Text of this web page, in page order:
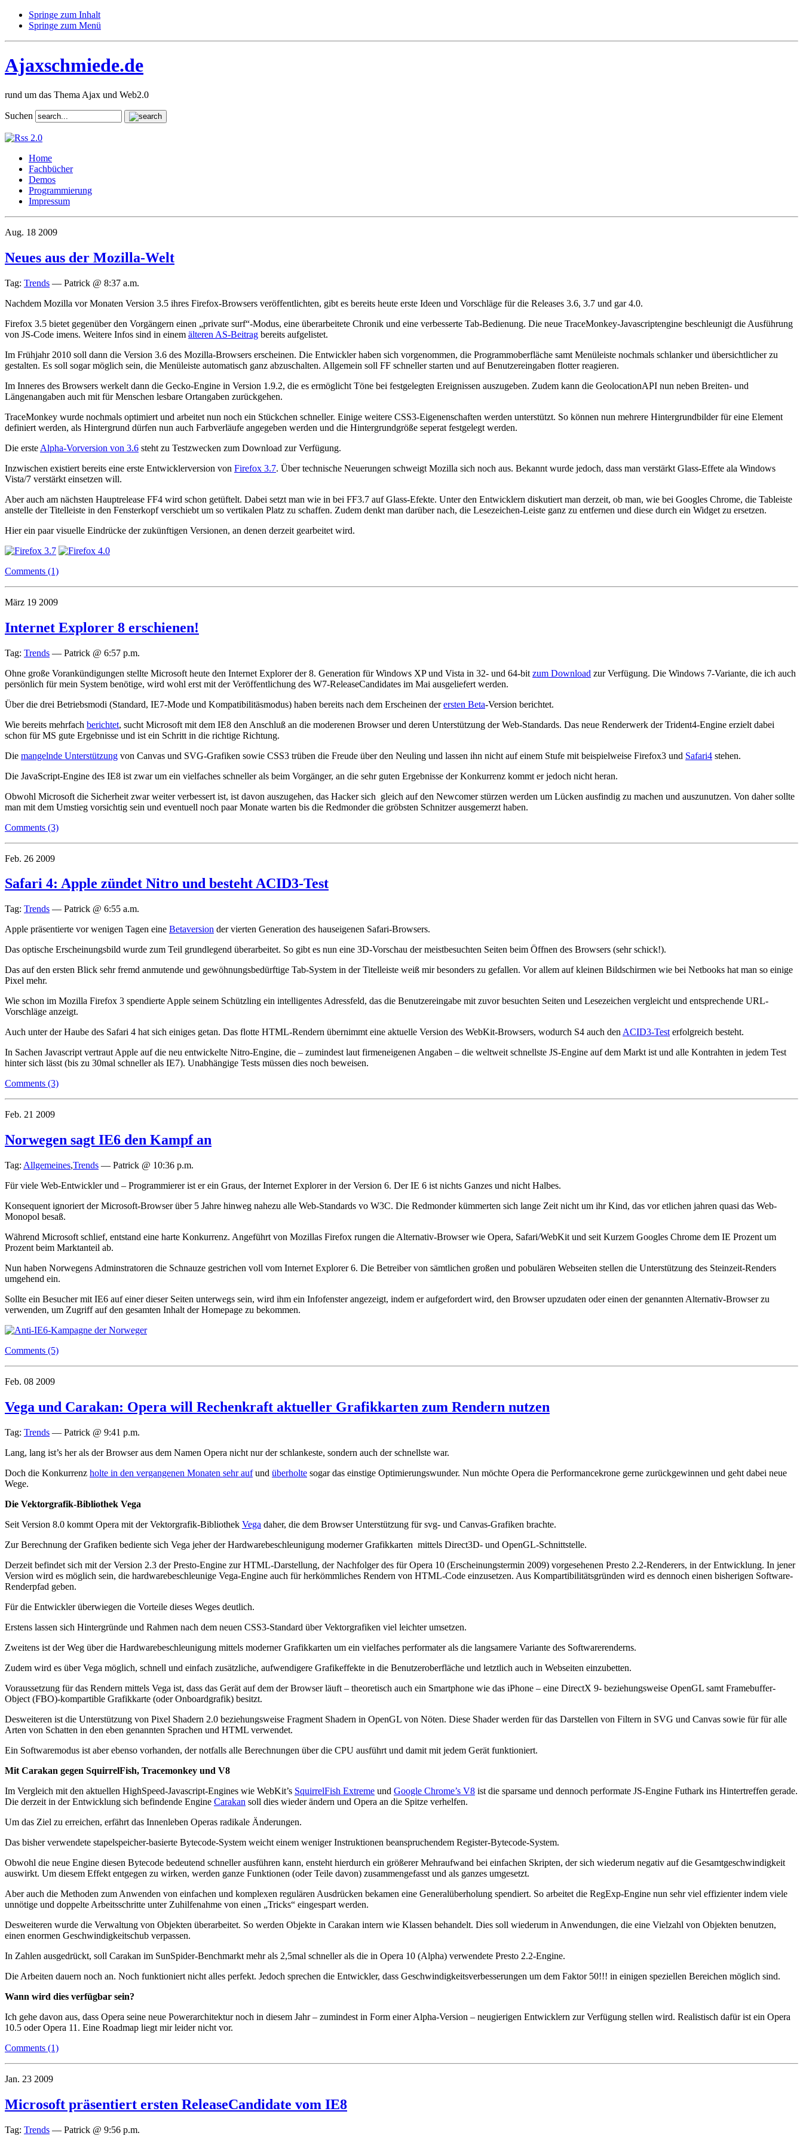
Springe zum Inhalt
Springe zum Menü
Ajaxschmiede.de
rund um das Thema Ajax und Web2.0
Suchen
Home
Fachbücher
Demos
Programmierung
Impressum
Aug. 18 2009
Neues aus der Mozilla-Welt
Tag: Trends — Patrick @ 8:37 a.m.
Nachdem Mozilla vor Monaten Version 3.5 ihres Firefox-Browsers veröffentlichten, gibt es bereits heute erste Ideen und Vorschläge für die Releases 3.6, 3.7 und gar 4.0.
Firefox 3.5 bietet gegenüber den Vorgängern einen „private surf“-Modus, eine überarbeitete Chronik und eine verbesserte Tab-Bedienung. Die neue TraceMonkey-Javascriptengine beschleunigt die Ausführung
von JS-Code imens. Weitere Infos sind in einem älteren AS-Beitrag bereits aufgelistet.
Im Frühjahr 2010 soll dann die Version 3.6 des Mozilla-Browsers erscheinen. Die Entwickler haben sich vorgenommen, die Programmoberfläche samt Menüleiste nochmals schlanker und übersichtlicher zu
gestalten. Es soll sogar möglich sein, die Menüleiste automatisch ganz abzuschalten. Allgemein soll FF schneller starten und auf Benutzereingaben flotter reagieren.
Im Inneres des Browsers werkelt dann die Gecko-Engine in Version 1.9.2, die es ermöglicht Töne bei festgelegten Ereignissen auszugeben. Zudem kann die GeolocationAPI nun neben Breiten- und
Längenangaben auch mit für Menschen lesbare Ortangaben zurückgehen.
TraceMonkey wurde nochmals optimiert und arbeitet nun noch ein Stückchen schneller. Einige weitere CSS3-Eigenenschaften werden unterstützt. So können nun mehrere Hintergrundbilder für eine Element
definiert werden, als Hintergrund dürfen nun auch Farbverläufe angegeben werden und die Hintergrundgröße seperat festgelegt werden.
Die erste Alpha-Vorversion von 3.6 steht zu Testzwecken zum Download zur Verfügung.
Inzwischen existiert bereits eine erste Entwicklerversion von Firefox 3.7. Über technische Neuerungen schweigt Mozilla sich noch aus. Bekannt wurde jedoch, dass man verstärkt Glass-Effete ala Windows
Vista/7 verstärkt einsetzen will.
Aber auch am nächsten Hauptrelease FF4 wird schon getüftelt. Dabei setzt man wie in bei FF3.7 auf Glass-Efekte. Unter den Entwicklern diskutiert man derzeit, ob man, wie bei Googles Chrome, die Tableiste
anstelle der Titelleiste in den Fensterkopf verschiebt um so vertikalen Platz zu schaffen. Zudem denkt man darüber nach, die Lesezeichen-Leiste ganz zu entfernen und diese durch ein Widget zu ersetzen.
Hier ein paar visuelle Eindrücke der zukünftigen Versionen, an denen derzeit gearbeitet wird.
Comments (1)
März 19 2009
Internet Explorer 8 erschienen!
Tag: Trends — Patrick @ 6:57 p.m.
Ohne große Vorankündigungen stellte Microsoft heute den Internet Explorer der 8. Generation für Windows XP und Vista in 32- und 64-bit zum Download zur Verfügung. Die Windows 7-Variante, die ich auch
persönlich für mein System benötige, wird wohl erst mit der Veröffentlichung des W7-ReleaseCandidates im Mai ausgeliefert werden.
Über die drei Betriebsmodi (Standard, IE7-Mode und Kompatibilitäsmodus) haben bereits nach dem Erscheinen derersten Beta-Version berichtet.
Wie bereits mehrfach berichtet, sucht Microsoft mit dem IE8 den Anschluß an die moderenen Browser und deren Unterstützung der Web-Standards. Das neue Renderwerk der Trident4-Engine erzielt dabei
schon für MS gute Ergebnisse und ist ein Schritt in die richtige Richtung.
Die mangelnde Unterstützung von Canvas und SVG-Grafiken sowie CSS3 trüben die Freude über den Neuling und lassen ihn nicht auf einem Stufe mit beispielweise Firefox3 und Safari4 stehen.
Die JavaScript-Engine des IE8 ist zwar um ein vielfaches schneller als beim Vorgänger, an die sehr guten Ergebnisse der Konkurrenz kommt er jedoch nicht heran.
Obwohl Microsoft die Sicherheit zwar weiter verbessert ist, ist davon auszugehen, das Hacker sich gleich auf den Newcomer stürzen werden um Lücken ausfindig zu machen und auszunutzen. Von daher sollte
man mit dem Umstieg vorsichtig sein und eventuell noch paar Monate warten bis die Redmonder die gröbsten Schnitzer ausgemerzt haben.
Comments (3)
Feb. 26 2009
Safari 4: Apple zündet Nitro und besteht ACID3-Test
Tag: Trends — Patrick @ 6:55 a.m.
Apple präsentierte vor wenigen Tagen eine Betaversion der vierten Generation des hauseigenen Safari-Browsers.
Das optische Erscheinungsbild wurde zum Teil grundlegend überarbeitet. So gibt es nun eine 3D-Vorschau der meistbesuchten Seiten beim Öffnen des Browsers (sehr schick!).
Das auf den ersten Blick sehr fremd anmutende und gewöhnungsbedürftige Tab-System in der Titelleiste weiß mir besonders zu gefallen. Vor allem auf kleinen Bildschirmen wie bei Netbooks hat man so einige
Pixel mehr.
Wie schon im Mozilla Firefox 3 spendierte Apple seinem Schützling ein intelligentes Adressfeld, das die Benutzereingabe mit zuvor besuchten Seiten und Lesezeichen vergleicht und entsprechende URL-
Vorschläge anzeigt.
Auch unter der Haube des Safari 4 hat sich einiges getan. Das flotte HTML-Rendern übernimmt eine aktuelle Version des WebKit-Browsers, wodurch S4 auch den ACID3-Test erfolgreich besteht.
In Sachen Javascript vertraut Apple auf die neu entwickelte Nitro-Engine, die – zumindest laut firmeneigenen Angaben – die weltweit schnellste JS-Engine auf dem Markt ist und alle Kontrahten in jedem Test
hinter sich lässt (bis zu 30mal schneller als IE7). Unabhängige Tests müssen dies noch beweisen.
Comments (3)
Feb. 21 2009
Norwegen sagt IE6 den Kampf an
Tag: Allgemeines,Trends — Patrick @ 10:36 p.m.
Für viele Web-Entwickler und – Programmierer ist er ein Graus, der Internet Explorer in der Version 6. Der IE 6 ist nichts Ganzes und nicht Halbes.
Konsequent ignoriert der Microsoft-Browser über 5 Jahre hinweg nahezu alle Web-Standards vo W3C. Die Redmonder kümmerten sich lange Zeit nicht um ihr Kind, das vor etlichen jahren quasi das Web-
Monopol besaß.
Während Microsoft schlief, entstand eine harte Konkurrenz. Angeführt von Mozillas Firefox rungen die Alternativ-Browser wie Opera, Safari/WebKit und seit Kurzem Googles Chrome dem IE Prozent um
Prozent beim Marktanteil ab.
Nun haben Norwegens Adminstratoren die Schnauze gestrichen voll vom Internet Explorer 6. Die Betreiber von sämtlichen großen und pobulären Webseiten stellen die Unterstützung des Steinzeit-Renders
umgehend ein.
Sollte ein Besucher mit IE6 auf einer dieser Seiten unterwegs sein, wird ihm ein Infofenster angezeigt, indem er aufgefordert wird, den Browser upzudaten oder einen der genannten Alternativ-Browser zu
verwenden, um Zugriff auf den gesamten Inhalt der Homepage zu bekommen.
Comments (5)
Feb. 08 2009
Vega und Carakan: Opera will Rechenkraft aktueller Grafikkarten zum Rendern nutzen
Tag: Trends — Patrick @ 9:41 p.m.
Lang, lang ist’s her als der Browser aus dem Namen Opera nicht nur der schlankeste, sondern auch der schnellste war.
Doch die Konkurrenz holte in den vergangenen Monaten sehr aufund überholte sogar das einstige Optimierungswunder. Nun möchte Opera die Performancekrone gerne zurückgewinnen und geht dabei neue
Wege.
Die Vektorgrafik-Bibliothek Vega
Seit Version 8.0 kommt Opera mit der Vektorgrafik-Bibliothek Vega daher, die dem Browser Unterstützung für svg- und Canvas-Grafiken brachte.
Zur Berechnung der Grafiken bediente sich Vega jeher der Hardwarebeschleunigung moderner Grafikkarten mittels Direct3D- und OpenGL-Schnittstelle.
Derzeit befindet sich mit der Version 2.3 der Presto-Engine zur HTML-Darstellung, der Nachfolger des für Opera 10 (Erscheinungstermin 2009) vorgesehenen Presto 2.2-Renderers, in der Entwicklung. In jener
Version wird es möglich sein, die hardwarebeschleunige Vega-Engine auch für herkömmliches Rendern von HTML-Code einzusetzen. Aus Kompartibilitätsgründen wird es dennoch einen bisherigen Software-
Renderpfad geben.
Für die Entwickler überwiegen die Vorteile dieses Weges deutlich.
Erstens lassen sich Hintergründe und Rahmen nach dem neuen CSS3-Standard über Vektorgrafiken viel leichter umsetzen.
Zweitens ist der Weg über die Hardwarebeschleunigung mittels moderner Grafikkarten um ein vielfaches performater als die langsamere Variante des Softwarerenderns.
Zudem wird es über Vega möglich, schnell und einfach zusätzliche, aufwendigere Grafikeffekte in die Benutzeroberfläche und letztlich auch in Webseiten einzubetten.
Voraussetzung für das Rendern mittels Vega ist, dass das Gerät auf dem der Browser läuft – theoretisch auch ein Smartphone wie das iPhone – eine DirectX 9- beziehungsweise OpenGL samt Framebuffer-
Object (FBO)-kompartible Grafikkarte (oder Onboardgrafik) besitzt.
Desweiteren ist die Unterstützung von Pixel Shadern 2.0 beziehungsweise Fragment Shadern in OpenGL von Nöten. Diese Shader werden für das Darstellen von Filtern in SVG und Canvas sowie für für alle
Arten von Schatten in den eben genannten Sprachen und HTML verwendet.
Ein Softwaremodus ist aber ebenso vorhanden, der notfalls alle Berechnungen über die CPU ausführt und damit mit jedem Gerät funktioniert.
Mit Carakan gegen SquirrelFish, Tracemonkey und V8
Im Vergleich mit den aktuellen HighSpeed-Javascript-Engines wie WebKit’s SquirrelFish Extreme und Google Chrome’s V8 ist die sparsame und dennoch performate JS-Engine Futhark ins Hintertreffen gerade.
Die derzeit in der Entwicklung sich befindende Engine Carakan soll dies wieder ändern und Opera an die Spitze verhelfen.
Um das Ziel zu erreichen, erfährt das Innenleben Operas radikale Änderungen.
Das bisher verwendete stapelspeicher-basierte Bytecode-System weicht einem weniger Instruktionen beanspruchendem Register-Bytecode-System.
Obwohl die neue Engine diesen Bytecode bedeutend schneller ausführen kann, ensteht hierdurch ein größerer Mehraufwand bei einfachen Skripten, der sich wiederum negativ auf die Gesamtgeschwindigkeit
auswirkt. Um diesem Effekt entgegen zu wirken, werden ganze Funktionen (oder Teile davon) zusammengefasst und als ganzes umgesetzt.
Aber auch die Methoden zum Anwenden von einfachen und komplexen regulären Ausdrücken bekamen eine Generalüberholung spendiert. So arbeitet die RegExp-Engine nun sehr viel effizienter indem viele
unnötige und doppelte Arbeitsschritte unter Zuhilfenahme von einen „Tricks“ eingespart werden.
Desweiteren wurde die Verwaltung von Objekten überarbeitet. So werden Objekte in Carakan intern wie Klassen behandelt. Dies soll wiederum in Anwendungen, die eine Vielzahl von Objekten benutzen,
einen enormen Geschwindigkeitschub verpassen.
In Zahlen ausgedrückt, soll Carakan im SunSpider-Benchmarkt mehr als 2,5mal schneller als die in Opera 10 (Alpha) verwendete Presto 2.2-Engine.
Die Arbeiten dauern noch an. Noch funktioniert nicht alles perfekt. Jedoch sprechen die Entwickler, dass Geschwindigkeitsverbesserungen um dem Faktor 50!!! in einigen speziellen Bereichen möglich sind.
Wann wird dies verfügbar sein?
Ich gehe davon aus, dass Opera seine neue Powerarchitektur noch in diesem Jahr – zumindest in Form einer Alpha-Version – neugierigen Entwicklern zur Verfügung stellen wird. Realistisch dafür ist ein Opera
10.5 oder Opera 11. Eine Roadmap liegt mir leider nicht vor.
Comments (1)
Jan. 23 2009
Microsoft präsentiert ersten ReleaseCandidate vom IE8
Tag: Trends — Patrick @ 9:56 p.m.